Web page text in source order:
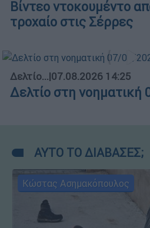
Βίντεο ντοκουμέντο
τροχαίο στις Σέρρες
Δελτίο...|07.08.2026 14:25
Δελτίο στη νοηματική
ΑΥΤΟ ΤΟ ΔΙΑΒΑΣΕΣ;
Κώστας Ασημακόπουλος